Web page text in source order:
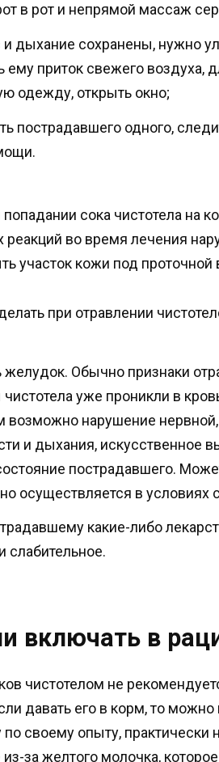
в рот и непрямой массаж
и дыхание сохранены, нужно
ему приток свежего воздуха,
одежду, открыть окно;
пострадавшего одного,
сока чистотела на
реакций во время лечения
участок кожи под проточной
при отравлении
Обычно признаки
уже проникли в
возможно нарушение
и дыхания, искусственное
пострадавшего.
осуществляется в условиях
какие-либо
слабительное.
включать в
чистотелом не
давать его в корм, то можно
своему опыту, практически
за желтого молочка,